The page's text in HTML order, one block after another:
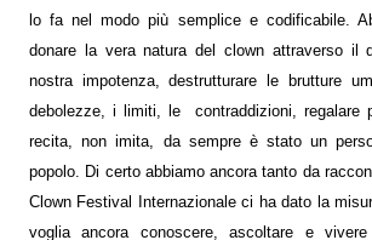
lo fa nel modo più semplice e codificabile.
donare la vera natura del clown attraverso il
nostra impotenza, destrutturare le brutture
debolezze, i limiti, le
contraddizioni, regalare
recita, non imita, da sempre è stato un
popolo. Di certo abbiamo ancora tanto da
Clown Festival Internazionale ci ha dato la
voglia ancora conoscere, ascoltare e